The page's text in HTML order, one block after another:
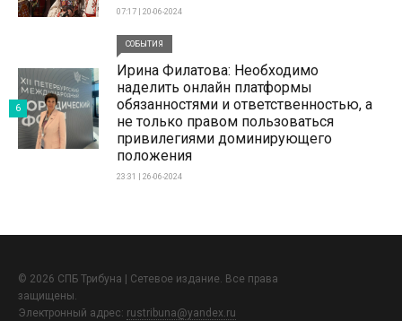
07:17 | 20-06-2024
СОБЫТИЯ
Ирина Филатова: Необходимо
наделить онлайн платформы
обязанностями и ответственностью, а
не только правом пользоваться
привилегиями доминирующего
положения
23:31 | 26-06-2024
6
© 2026 СПБ Трибуна | Сетевое издание. Все права
защищены.
Электронный адрес: rustribuna@yandex.ru